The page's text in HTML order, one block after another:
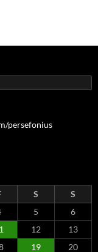
persefonius
S
S
5
6
12
13
19 20